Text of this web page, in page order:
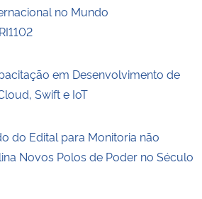
no Mundo
em Desenvolvimento de
Swift e IoT
do Edital para Monitoria não
Novos Polos de Poder no Século